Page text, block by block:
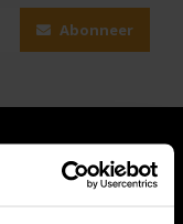
Abonneer